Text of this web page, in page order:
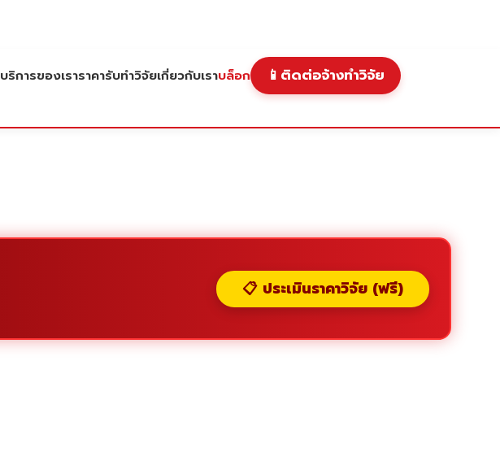
บริการของเราราคารับทำวิจัยเกี่ยวกับเราบล็อก 📱 ติดต่อจ้างทำวิจัย
📋 ประเมินราคาวิจัย (ฟรี)